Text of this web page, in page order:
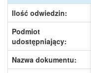
Ilość odwiedzin:
Podmiot
udostępniający:
Nazwa dokumentu: